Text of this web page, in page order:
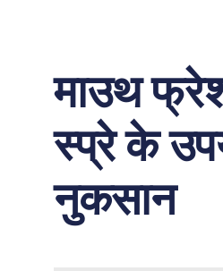
माउथ
स्प्रे के
नुकसान